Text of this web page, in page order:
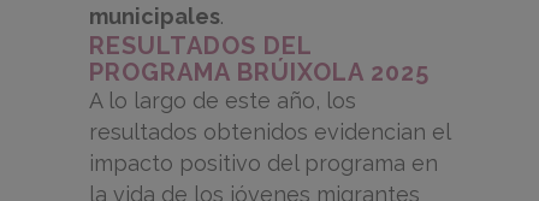
municipales.
RESULTADOS DEL
PROGRAMA BRÚIXOLA 2025
A lo largo de este año, los
resultados obtenidos evidencian el
impacto positivo del programa en
la vida de los jóvenes migrantes